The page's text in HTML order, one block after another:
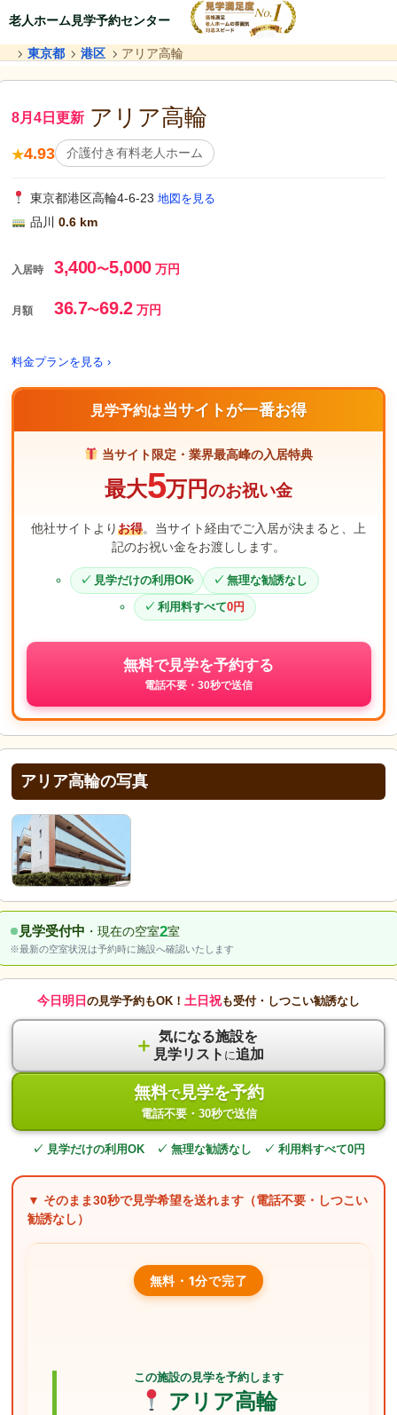
老人ホーム見学予約センター
東京都 港区 アリア高輪
8月4日更新 アリア高輪
★4.93 介護付き有料老人ホーム
東京都港区高輪4-6-23 地図を見る
品川 0.6 km
入居時 3,400〜5,000 万円
月額 36.7〜69.2万円
料金プランを見る ›
見学予約は当サイトが一番お得
当サイト限定・業界最高峰の入居特典
最大5万円のお祝い金
他社サイトよりお得。当サイト経由でご入居が決まると、上
記のお祝い金をお渡しします。
見学だけの利用OK
無理な勧誘なし
利用料すべて0円
無料で見学を予約する
電話不要・30秒で送信
アリア高輪の写真
見学受付中 ・現在の空室2室
※最新の空室状況は予約時に施設へ確認いたします
今日明日 の見学予約もOK！ 土日祝も受付・しつこい勧誘なし
＋ 気になる施設を
見学リスト に追加
無料で見学を予約
電話不要・30秒で送信
✓ 見学だけの利用OK ✓ 無理な勧誘なし ✓ 利用料すべて0円
▼ そのまま30秒で見学希望を送れます（電話不要・しつこい
勧誘なし）
無料・1分で完了
この施設の見学を予約します
アリア高輪